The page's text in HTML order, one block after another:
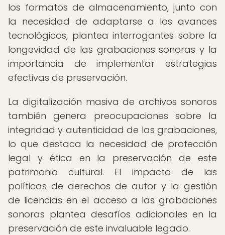
los formatos de almacenamiento, junto con
la necesidad de adaptarse a los avances
tecnológicos, plantea interrogantes sobre la
longevidad de las grabaciones sonoras y la
importancia de implementar estrategias
efectivas de preservación.
La digitalización masiva de archivos sonoros
también genera preocupaciones sobre la
integridad y autenticidad de las grabaciones,
lo que destaca la necesidad de protección
legal y ética en la preservación de este
patrimonio cultural. El impacto de las
políticas de derechos de autor y la gestión
de licencias en el acceso a las grabaciones
sonoras plantea desafíos adicionales en la
preservación de este invaluable legado.